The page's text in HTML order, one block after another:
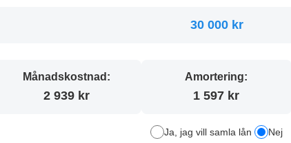
30 000 kr
Månadskostnad:
2 939 kr
Amortering:
1 597 kr
Ja, jag vill samla lån Nej